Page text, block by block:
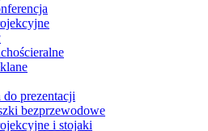
prezentacji
bezprzewodowe
i stojaki